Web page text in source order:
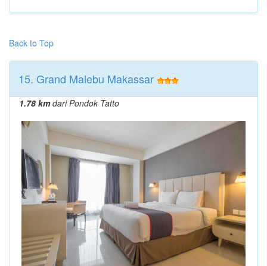
Back to Top
15. Grand Malebu Makassar
1.78 kmdari Pondok Tatto